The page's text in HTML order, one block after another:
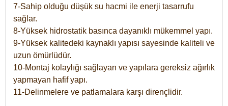
7-Sahip olduğu düşük su hacmi ile enerji tasarrufu
sağlar.
8-Yüksek hidrostatik basınca dayanıklı mükemmel yapı.
9-Yüksek kalitedeki kaynaklı yapısı sayesinde kaliteli ve
uzun ömürlüdür.
10-Montaj kolaylığı sağlayan ve yapılara gereksiz ağırlık
yapmayan hafif yapı.
11-Delinmelere ve patlamalara karşı dirençlidir.